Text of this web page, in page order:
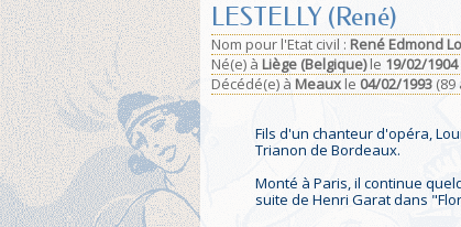
LESTELLY (René)
Nom pour l'Etat civil : René Edmond
Né(e) à Liège (Belgique)le 19/02/1904
Décédé(e) à Meauxle 04/02/1993 (89
Fils d'un chanteur d'opéra,
Trianon de Bordeaux.
Monté à Paris, il continue
suite de Henri Garat dans